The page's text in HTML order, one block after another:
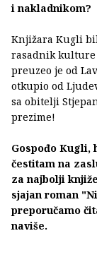
i nakladnikom?
Knjižara Kugli
rasadnik kulture
preuzeo je od
otkupio od
sa obitelji
prezime!
Gospođo Kugli,
čestitam na
za najbolji
sjajan roman
preporučamo
naviše.